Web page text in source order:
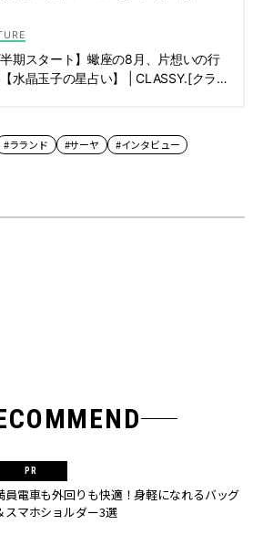
半期スタート】蠍座の8月、片想いの行
水晶玉子の星占い】 | CLASSY.[クラッ
#ラランド #サーヤ #インタビュー
員電車も外回りも快適！身軽になれるバッグ
スマホショルダー3選